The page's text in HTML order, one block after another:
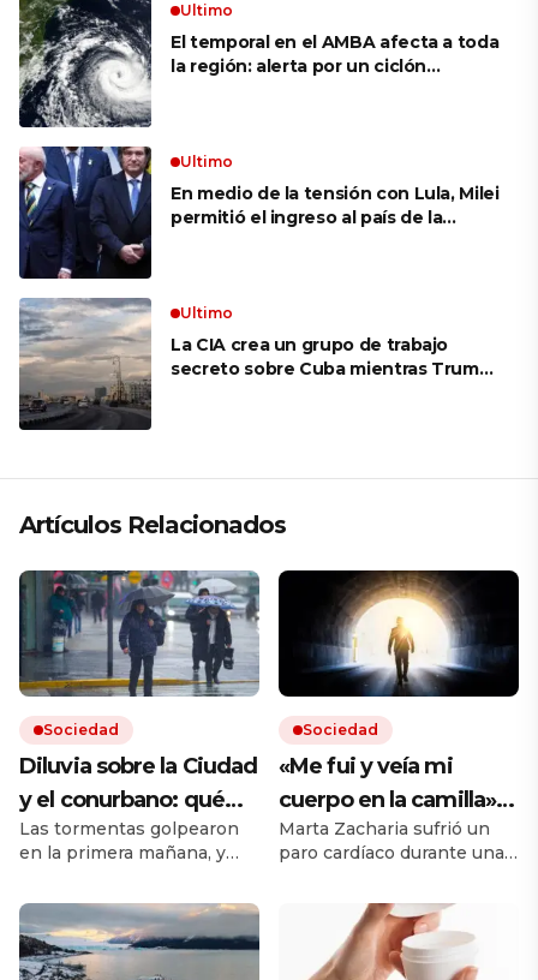
Ultimo
El temporal en el AMBA afecta a toda
la región: alerta por un ciclón
Ultimo
En medio de la tensión con Lula, Milei
permitió el ingreso al país de la
Ultimo
La CIA crea un grupo de trabajo
secreto sobre Cuba mientras Trump
Artículos Relacionados
Sociedad
Diluvia sobre la Ciudad
y el conurbano: qué
dice el pronóstico para
las próximas horas
Las tormentas golpearon
en la primera mañana, y
jueves. Hay cortes de luz
en el AMBA.
Sociedad
«Me fui y veía mi
cuerpo en la camilla»:
vivió un caso similar al
de Víctor Sueiro y la
ciencia tiene una
explicación
Marta Zacharia sufrió un
paro cardíaco durante una
reanimada. Durante esos
segundos, dice que vio
«desde afuera», cómo
trabajaban los médicos y